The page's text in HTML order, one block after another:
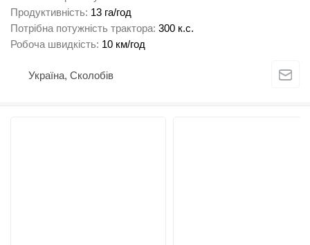
Продуктивність 13 га/год
Потрібна потужність трактора 300 к.с.
Робоча швидкість 10 км/год
Україна, Сколобів